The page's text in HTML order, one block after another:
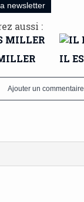
newsletter
aussi :
IL
Ajouter un commentaire